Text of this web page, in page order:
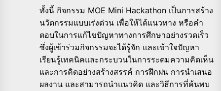
ทั้งนี้ กิจกรรม MOE Mini Hackathon เป็นการสร้าง
นวัตกรรมแบบเร่งด่วน เพื่อให้ได้แนวทาง หรือคำ
ตอบในการแก้ไขปัญหาทางการศึกษาอย่างรวดเร็ว
ซึ่งผู้เข้าร่วมกิจกรรมจะได้รู้จัก และเข้าใจปัญหา
เรียนรู้เทคนิคและกระบวนในการระดมความคิดเห็น
และการคิดอย่างสร้างสรรค์ การฝึกฝน การนำเสนอ
ผลงาน และสามารถนำแนวคิด และวิธีการที่ค้นพบ